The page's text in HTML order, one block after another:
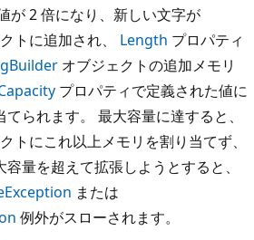
が 2 倍になり、新しい文字が
トに追加され、 Length プロパティ
オブジェクトの追加メモリ
プロパティで定義された値に
られます。 最大容量に達すると、
トにこれ以上メモリを割り当てず、
量を超えて拡張しようとすると、
または
例外がスローされます。